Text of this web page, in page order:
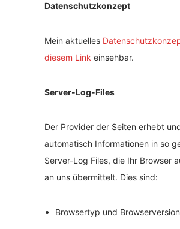
Datenschutzkonzept
Mein aktuelles
diesem Link einsehbar.
Server-Log-Files
Der Provider der Seiten erhebt
automatisch Informationen in so
Server-Log Files, die Ihr Browser
an uns übermittelt. Dies sind:
Browsertyp und Browserversion